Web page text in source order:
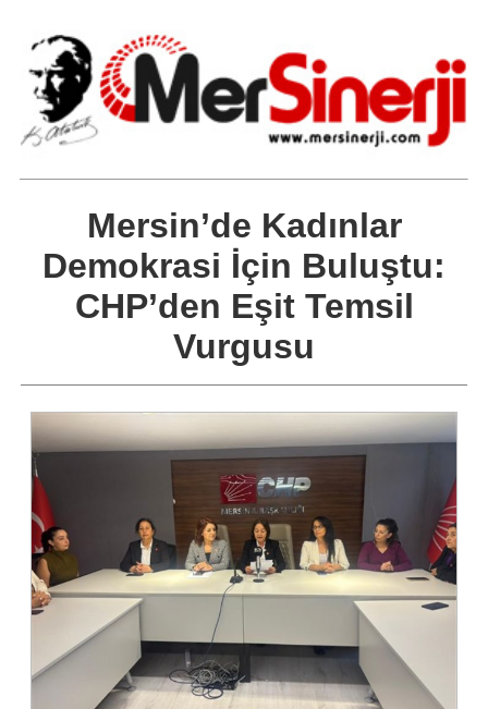
Mersin’de Kadınlar
Demokrasi İçin Buluştu:
CHP’den Eşit Temsil
Vurgusu